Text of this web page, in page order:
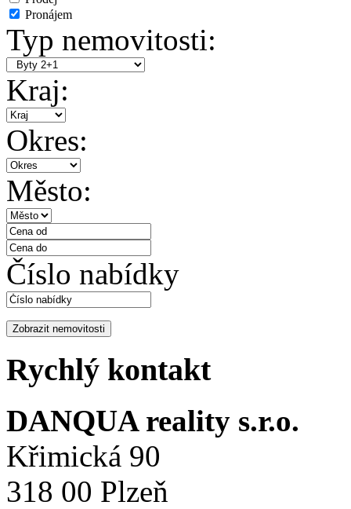
Pronájem
Typ nemovitosti:
Kraj:
Okres:
Město:
Číslo nabídky
Rychlý kontakt
DANQUA reality s.r.o.
Křimická 90
318 00 Plzeň